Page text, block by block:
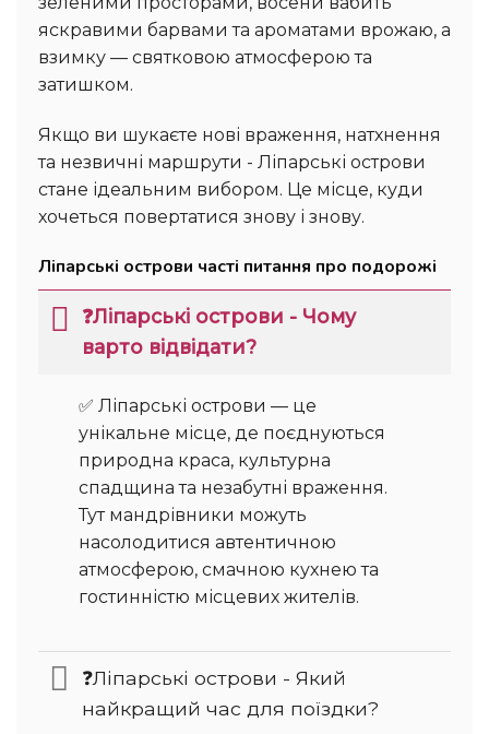
яскравими барвами та ароматами врожаю, а
взимку — святковою атмосферою та
затишком.
Якщо ви шукаєте нові враження, натхнення
та незвичні маршрути - Ліпарські острови
стане ідеальним вибором. Це місце, куди
хочеться повертатися знову і знову.
Ліпарські острови часті питання про подорожі
❓Ліпарські острови - Чому
варто відвідати?
✅ Ліпарські острови — це
унікальне місце, де поєднуються
природна краса, культурна
спадщина та незабутні враження.
Тут мандрівники можуть
насолодитися автентичною
атмосферою, смачною кухнею та
гостинністю місцевих жителів.
❓Ліпарські острови - Який
найкращий час для поїздки?